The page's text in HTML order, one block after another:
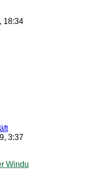
18:34
3:37
Windu